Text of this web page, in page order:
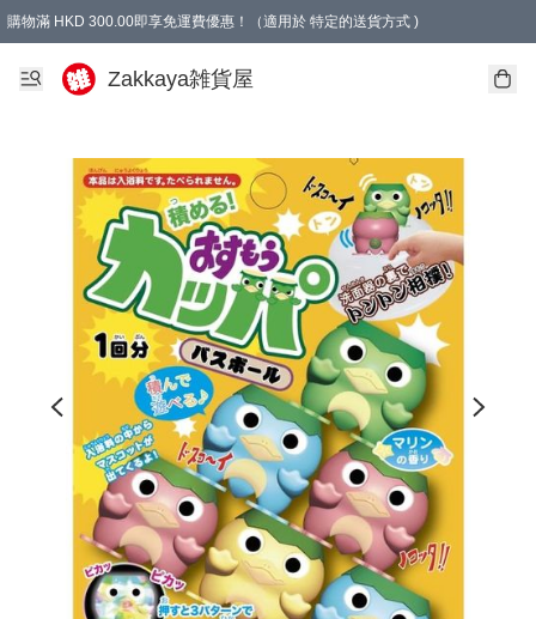
購物滿 HKD 300.00即享免運費優惠！（適用於 特定的送貨方式 )
Zakkaya雑貨屋